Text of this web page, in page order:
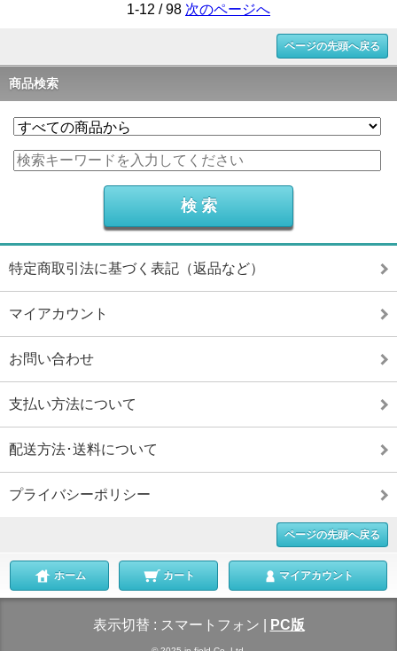
1-12 / 98 次のページへ
ページの先頭へ戻る
商品検索
特定商取引法に基づく表記（返品など）
マイアカウント
お問い合わせ
支払い方法について
配送方法･送料について
プライバシーポリシー
ページの先頭へ戻る
ホーム カート マイアカウント
表示切替 : スマートフォン PC版